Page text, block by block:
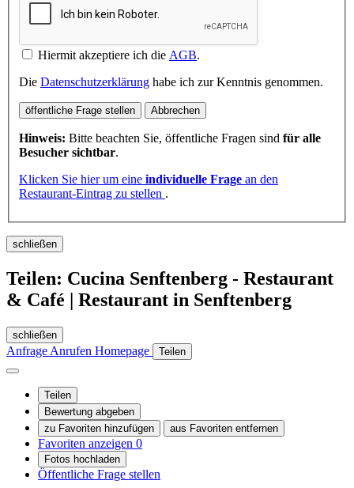
Hiermit akzeptiere ich die AGB.
Die Datenschutzerklärung habe ich zur Kenntnis genommen.
öffentliche Frage stellen Abbrechen
Hinweis: Bitte beachten Sie, öffentliche Fragen sind für alle
Besucher sichtbar.
Klicken Sie hier um eine individuelle Frage an den
Restaurant-Eintrag zu stellen .
schließen
Teilen: Cucina Senftenberg - Restaurant
& Café | Restaurant in Senftenberg
schließen
Anfrage Anrufen Homepage Teilen
Teilen
Bewertung abgeben
zu Favoriten hinzufügen
aus Favoriten entfernen
Favoriten anzeigen 0
Fotos hochladen
Öffentliche Frage stellen